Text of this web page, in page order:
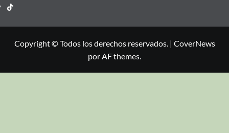
Copyright © Todos los derechos reservados. | CoverNews
por AF themes.